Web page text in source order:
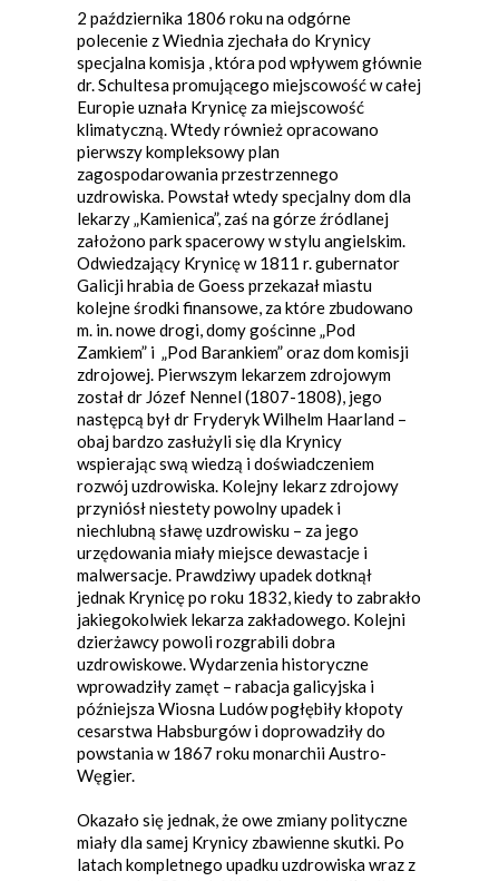
2 października 1806 roku na odgórne
polecenie z Wiednia zjechała do Krynicy
specjalna komisja , która pod wpływem głównie
dr. Schultesa promującego miejscowość w całej
Europie uznała Krynicę za miejscowość
klimatyczną. Wtedy również opracowano
pierwszy kompleksowy plan
zagospodarowania przestrzennego
uzdrowiska. Powstał wtedy specjalny dom dla
lekarzy „Kamienica”, zaś na górze źródlanej
założono park spacerowy w stylu angielskim.
Odwiedzający Krynicę w 1811 r. gubernator
Galicji hrabia de Goess przekazał miastu
kolejne środki finansowe, za które zbudowano
m. in. nowe drogi, domy gościnne „Pod
Zamkiem” i „Pod Barankiem” oraz dom komisji
zdrojowej. Pierwszym lekarzem zdrojowym
został dr Józef Nennel (1807-1808), jego
następcą był dr Fryderyk Wilhelm Haarland –
obaj bardzo zasłużyli się dla Krynicy
wspierając swą wiedzą i doświadczeniem
rozwój uzdrowiska. Kolejny lekarz zdrojowy
przyniósł niestety powolny upadek i
niechlubną sławę uzdrowisku – za jego
urzędowania miały miejsce dewastacje i
malwersacje. Prawdziwy upadek dotknął
jednak Krynicę po roku 1832, kiedy to zabrakło
jakiegokolwiek lekarza zakładowego. Kolejni
dzierżawcy powoli rozgrabili dobra
uzdrowiskowe. Wydarzenia historyczne
wprowadziły zamęt – rabacja galicyjska i
późniejsza Wiosna Ludów pogłębiły kłopoty
cesarstwa Habsburgów i doprowadziły do
powstania w 1867 roku monarchii Austro-
Węgier.
Okazało się jednak, że owe zmiany polityczne
miały dla samej Krynicy zbawienne skutki. Po
latach kompletnego upadku uzdrowiska wraz z